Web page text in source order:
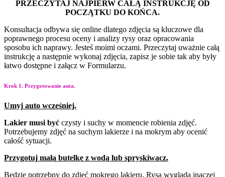
PRZECZYTAJ NAJPIERW CAŁĄ INSTRUKCJĘ OD
POCZĄTKU DO KOŃCA.
Konsultacja odbywa się online dlatego zdjęcia są kluczowe dla
poprawnego procesu oceny i analizy rysy oraz opracowania
sposobu ich naprawy. Jesteś moimi oczami. Przeczytaj uważnie całą
instrukcję a następnie wykonaj zdjęcia, zapisz je sobie tak aby były
łatwo dostępne i załącz w Formularzu.
Krok 1. Przygotowanie auta.
Umyj auto wcześniej.
Lakier musi być czysty i suchy w momencie robienia zdjęć.
Potrzebujemy zdjęć na suchym lakierze i na mokrym aby ocenić
całość sytuacji.
Przygotuj małą butelkę z wodą lub spryskiwacz.
Będzie potrzebny do zdjęć mokrego lakieru. Rysa wygląda inaczej